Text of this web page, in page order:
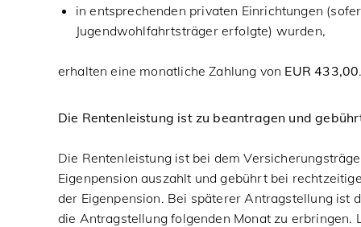
in entsprechenden privaten Einrichtungen
Jugendwohlfahrtsträger erfolgte) wurden,
erhalten eine monatliche Zahlung von EUR 433,00
Die Rentenleistung ist zu beantragen und
Die Rentenleistung ist bei dem
Eigenpension auszahlt und gebührt bei
der Eigenpension. Bei späterer Antragstellung ist
die Antragstellung folgenden Monat zu erbringen.